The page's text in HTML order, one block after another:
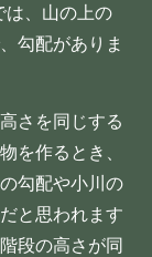
は、山の上の
勾配がありま
さを同じする
を作るとき、
勾配や小川の
と思われます
段の高さが同